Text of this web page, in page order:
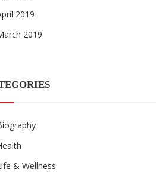
2019
2019
& Wellness